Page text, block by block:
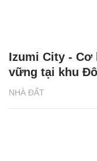
NHÀ ĐẤT
Izumi City - Cơ
vững tại khu